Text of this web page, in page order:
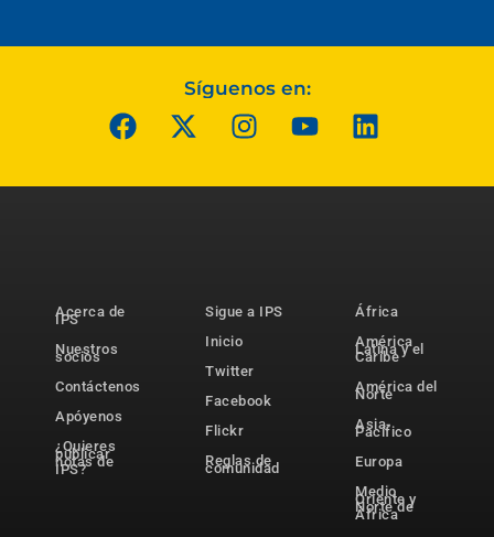
Síguenos en:
Acerca de
IPS
Nuestros
socios
Contáctenos
Apóyenos
¿Quieres
publicar
notas de
IPS?
Sigue a IPS
Inicio
Twitter
Facebook
Flickr
Reglas de
comunidad
África
América
Latina y el
Caribe
América del
Norte
Asia-
Pacífico
Europa
Medio
Oriente y
Norte de
África